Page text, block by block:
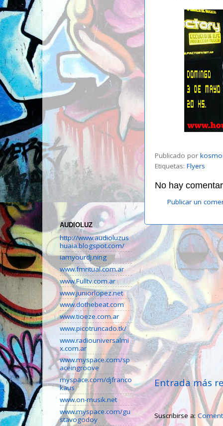
Publicado por
Etiquetas: Flyers
No hay
Publicar un
Entrada más
Suscribirse a:
AUDIOLUZ
http://www.audioluzus
huaia.blogspot.com/
iamyourdj.ning
www.fmritual.com.ar
www.Fulltv.com.ar
www.juniorlopez.net
www.dothebeat.com
www.tioeze.com.ar
www.picotruncado.tk/
www.radiouniversalmi
x.com.ar
www.myspace.com/sp
aceingroove
myspace.com/djfranco
kaus
www.on-musik.net
www.myspace.com/gu
stavogodoy